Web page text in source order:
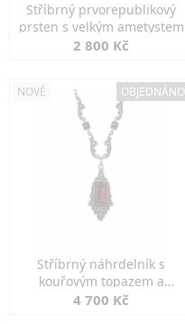
Stříbrný prvorepublikový
prsten s velkým ametystem
2 800 Kč
NOVÉ OBJEDNÁNO
Stříbrný náhrdelník s
kouřovým topazem a
markazity
4 700 Kč